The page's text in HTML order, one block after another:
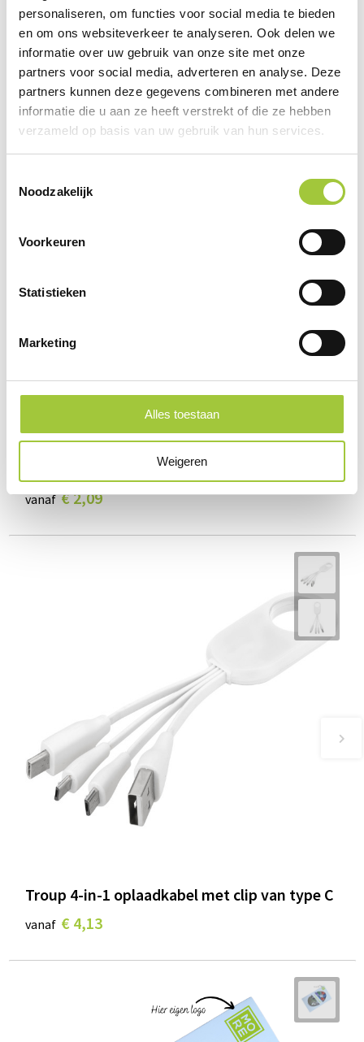
personaliseren, om functies voor social media te bieden
en om ons websiteverkeer te analyseren. Ook delen we
informatie over uw gebruik van onze site met onze
partners voor social media, adverteren en analyse. Deze
partners kunnen deze gegevens combineren met andere
informatie die u aan ze heeft verstrekt of die ze hebben
verzameld op basis van uw gebruik van hun services.
Noodzakelijk
Voorkeuren
Statistieken
Marketing
Alles toestaan
Weigeren
Gerelateerde producten
Troop 3-in-1 oplaadkabel
vanaf € 2,09
Troup 4-in-1 oplaadkabel met clip van type C
vanaf € 4,13